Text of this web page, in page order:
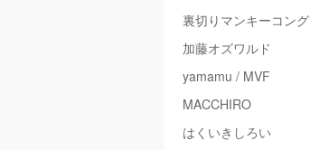
裏切りマンキーコング
加藤オズワルド
yamamu / MVF
MACCHIRO
はくいきしろい